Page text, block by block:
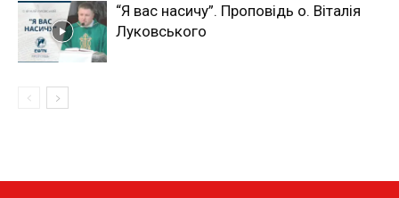
“Я вас насичу”. Проповідь о. Віталія
Луковського